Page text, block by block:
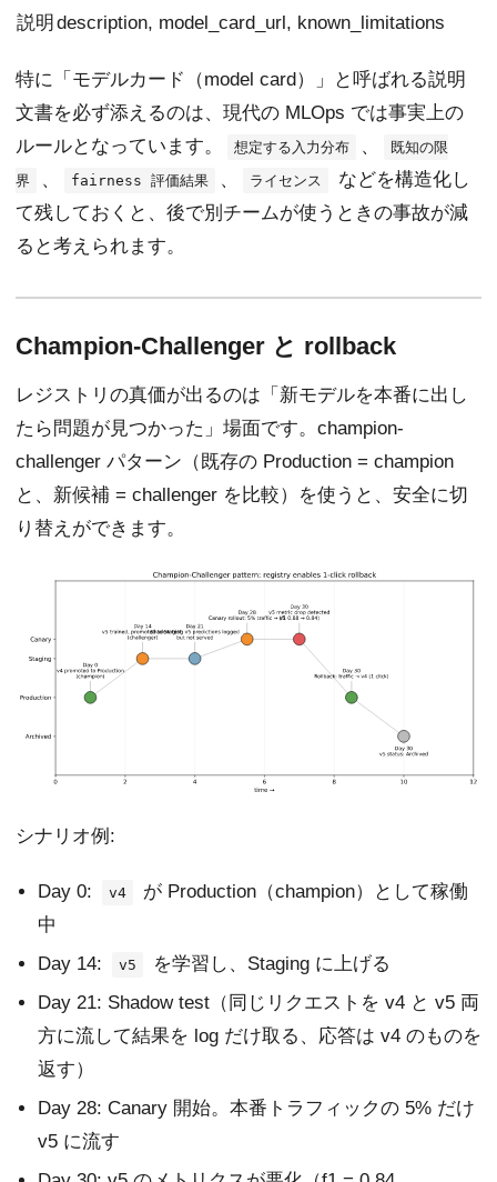
説明 description, model_card_url, known_limitations
特に「モデルカード（model card）」と呼ばれる説明
文書を必ず添えるのは、現代の MLOps では事実上の
ルールとなっています。
想定する入力分布 、
既知の限
界
、 fairness 評価結果 、 ライセンス
などを構造化し
て残しておくと、後で別チームが使うときの事故が減
ると考えられます。
Champion-Challenger と rollback
レジストリの真価が出るのは「新モデルを本番に出し
たら問題が見つかった」場面です。champion-
challenger パターン（既存の Production = champion
と、新候補 = challenger を比較）を使うと、安全に切
り替えができます。
シナリオ例:
Day 0: v4
が Production（champion）として稼働
中
Day 14:
v5
を学習し、Staging に上げる
Day 21: Shadow test（同じリクエストを v4 と v5 両
方に流して結果を log だけ取る、応答は v4 のものを
返す）
Day 28: Canary 開始。本番トラフィックの 5% だけ
v5 に流す